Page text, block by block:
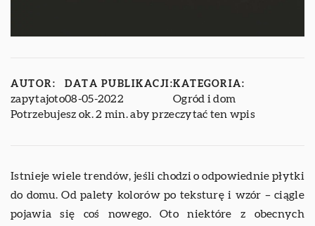
AUTOR:
zapytajoto
DATA PUBLIKACJI:
08-05-2022
KATEGORIA:
Ogród i dom
Potrzebujesz ok. 2 min. aby przeczytać ten wpis
Istnieje wiele trendów, jeśli chodzi o odpowiednie płytki
do domu. Od palety kolorów po teksturę i wzór – ciągle
pojawia się coś nowego. Oto niektóre z obecnych